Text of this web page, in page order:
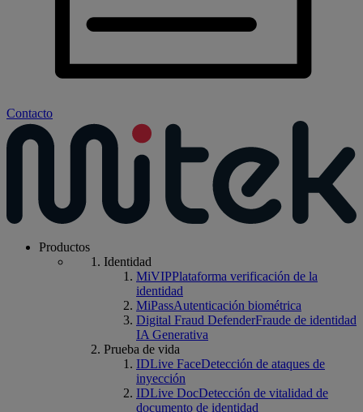
Contacto
Productos
Identidad
MiVIPPlataforma verificación de la
identidad
MiPassAutenticación biométrica
Digital Fraud DefenderFraude de identidad
IA Generativa
Prueba de vida
IDLive FaceDetección de ataques de
inyección
IDLive DocDetección de vitalidad de
documento de identidad